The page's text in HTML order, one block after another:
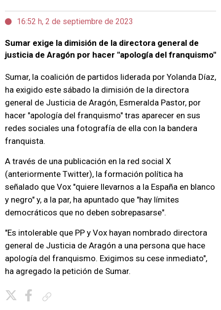
16:52 h, 2 de septiembre de 2023
Sumar exige la dimisión de la directora general de
justicia de Aragón por hacer "apología del franquismo"
Sumar, la coalición de partidos liderada por Yolanda Díaz,
ha exigido este sábado la dimisión de la directora
general de Justicia de Aragón, Esmeralda Pastor, por
hacer "apología del franquismo" tras aparecer en sus
redes sociales una fotografía de ella con la bandera
franquista.
A través de una publicación en la red social X
(anteriormente Twitter), la formación política ha
señalado que Vox "quiere llevarnos a la España en blanco
y negro" y, a la par, ha apuntado que "hay límites
democráticos que no deben sobrepasarse".
"Es intolerable que PP y Vox hayan nombrado directora
general de Justicia de Aragón a una persona que hace
apología del franquismo. Exigimos su cese inmediato",
ha agregado la petición de Sumar.